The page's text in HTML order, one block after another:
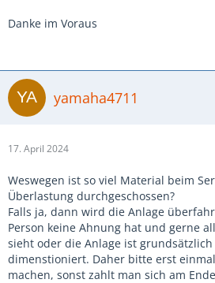
Danke im Voraus
yamaha4711
17. April 2024
Weswegen ist so viel Material beim
Überlastung durchgeschossen?
Falls ja, dann wird die Anlage
Person keine Ahnung hat und gerne
sieht oder die Anlage ist grundsätzlich
dimenstioniert. Daher bitte erst
machen, sonst zahlt man sich am